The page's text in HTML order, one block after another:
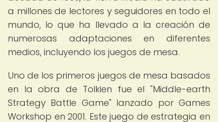
a millones de lectores y seguidores en todo el
mundo, lo que ha llevado a la creación de
numerosas adaptaciones en diferentes
medios, incluyendo los juegos de mesa.
Uno de los primeros juegos de mesa basados
en la obra de Tolkien fue el "Middle-earth
Strategy Battle Game" lanzado por Games
Workshop en 2001. Este juego de estrategia en